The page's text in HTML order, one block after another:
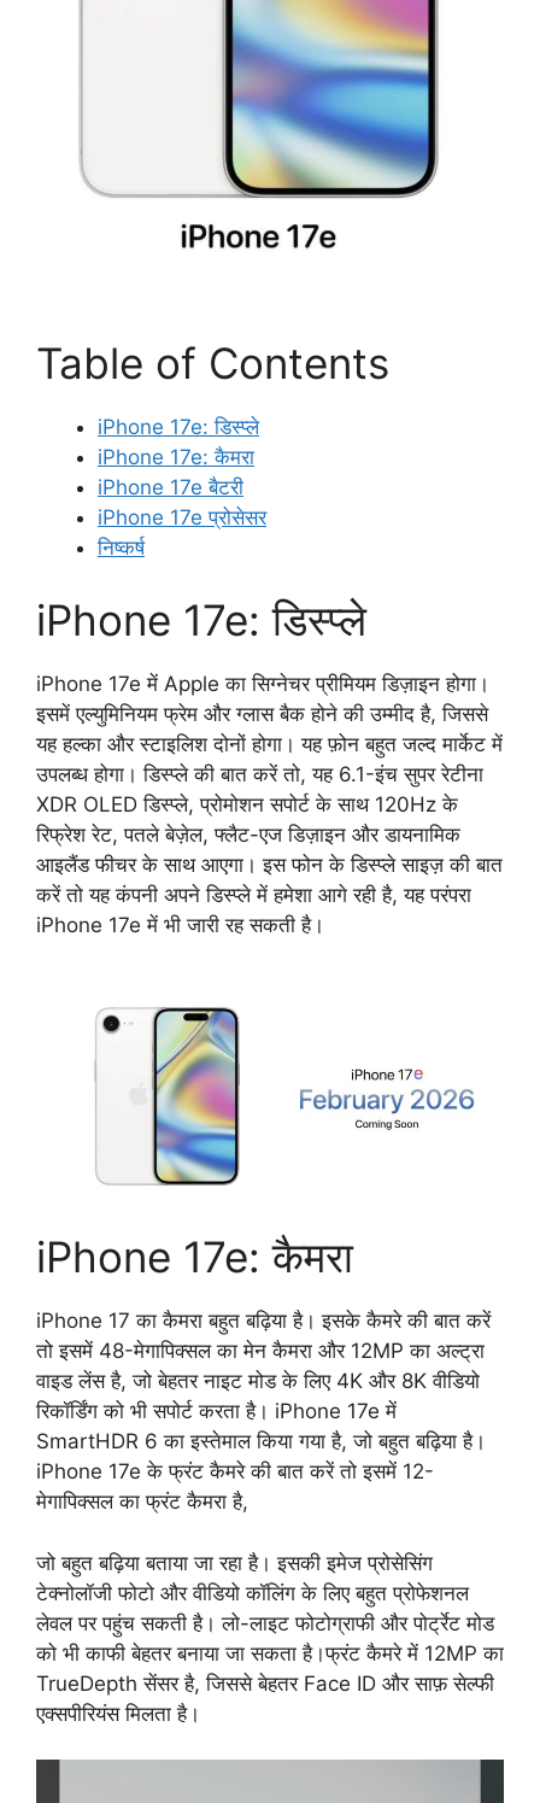
Table of Contents
iPhone 17e: डिस्प्ले
iPhone 17e: कैमरा
iPhone 17e बैटरी
iPhone 17e प्रोसेसर
निष्कर्ष
iPhone 17e: डिस्प्ले
iPhone 17e में Apple का सिग्नेचर प्रीमियम डिज़ाइन होगा।
इसमें एल्युमिनियम फ्रेम और ग्लास बैक होने की उम्मीद है, जिससे
यह हल्का और स्टाइलिश दोनों होगा। यह फ़ोन बहुत जल्द मार्केट में
उपलब्ध होगा। डिस्प्ले की बात करें तो, यह 6.1-इंच सुपर रेटीना
XDR OLED डिस्प्ले, प्रोमोशन सपोर्ट के साथ 120Hz के
रिफ्रेश रेट, पतले बेज़ेल, फ्लैट-एज डिज़ाइन और डायनामिक
आइलैंड फीचर के साथ आएगा। इस फोन के डिस्प्ले साइज़ की बात
करें तो यह कंपनी अपने डिस्प्ले में हमेशा आगे रही है, यह परंपरा
iPhone 17e में भी जारी रह सकती है।
iPhone 17e: कैमरा
iPhone 17 का कैमरा बहुत बढ़िया है। इसके कैमरे की बात करें
तो इसमें 48-मेगापिक्सल का मेन कैमरा और 12MP का अल्ट्रा
वाइड लेंस है, जो बेहतर नाइट मोड के लिए 4K और 8K वीडियो
रिकॉर्डिंग को भी सपोर्ट करता है। iPhone 17e में
SmartHDR 6 का इस्तेमाल किया गया है, जो बहुत बढ़िया है।
iPhone 17e के फ्रंट कैमरे की बात करें तो इसमें 12-
मेगापिक्सल का फ्रंट कैमरा है,
जो बहुत बढ़िया बताया जा रहा है। इसकी इमेज प्रोसेसिंग
टेक्नोलॉजी फोटो और वीडियो कॉलिंग के लिए बहुत प्रोफेशनल
लेवल पर पहुंच सकती है। लो-लाइट फोटोग्राफी और पोर्ट्रेट मोड
को भी काफी बेहतर बनाया जा सकता है।फ्रंट कैमरे में 12MP का
TrueDepth सेंसर है, जिससे बेहतर Face ID और साफ़ सेल्फी
एक्सपीरियंस मिलता है।